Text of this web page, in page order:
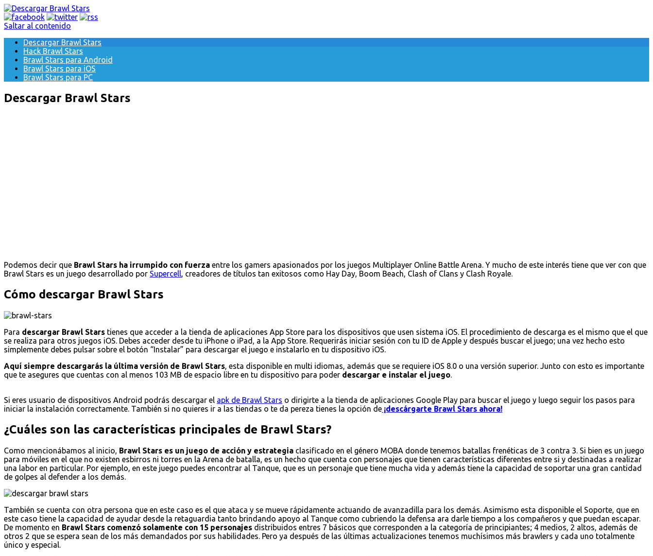
Saltar al contenido
Descargar Brawl Stars
Hack Brawl Stars
Brawl Stars para Android
Brawl Stars para iOS
Brawl Stars para PC
Descargar Brawl Stars
Podemos decir que Brawl Stars ha irrumpido con fuerza entre los gamers apasionados por los juegos Multiplayer Online Battle Arena. Y mucho de este interés tiene que ver con que
Brawl Stars es un juego desarrollado por Supercell, creadores de títulos tan exitosos como Hay Day, Boom Beach, Clash of Clans y Clash Royale.
Cómo descargar Brawl Stars
Para descargar Brawl Stars tienes que acceder a la tienda de aplicaciones App Store para los dispositivos que usen sistema iOS. El procedimiento de descarga es el mismo que el que
se realiza para otros juegos iOS. Debes acceder desde tu iPhone o iPad, a la App Store. Requerirás iniciar sesión con tu ID de Apple y después buscar el juego; una vez hecho esto
simplemente debes pulsar sobre el botón “Instalar” para descargar el juego e instalarlo en tu dispositivo iOS.
Aquí siempre descargarás la última versión de Brawl Stars, esta disponible en multi idiomas, además que se requiere iOS 8.0 o una versión superior. Junto con esto es importante
que te asegures que cuentas con al menos 103 MB de espacio libre en tu dispositivo para poder descargar e instalar el juego.
Si eres usuario de dispositivos Android podrás descargar el apk de Brawl Stars o dirigirte a la tienda de aplicaciones Google Play para buscar el juego y luego seguir los pasos para
iniciar la instalación correctamente. También si no quieres ir a las tiendas o te da pereza tienes la opción de ¡descárgarte Brawl Stars ahora!
¿Cuáles son las características principales de Brawl Stars?
Como mencionábamos al inicio, Brawl Stars es un juego de acción y estrategia clasificado en el género MOBA donde tenemos batallas frenéticas de 3 contra 3. Si bien es un juego
para móviles en el que no existen esbirros ni torres en la Arena de batalla, es un hecho que cuenta con personajes que tienen características diferentes entre si y destinadas a realizar
una labor en particular. Por ejemplo, en este juego puedes encontrar al Tanque, que es un personaje que tiene mucha vida y además tiene la capacidad de soportar una gran cantidad
de golpes al defender a los demás.
También se cuenta con otra persona que en este caso es el que ataca y se mueve rápidamente actuando de avanzadilla para los demás. Asimismo esta disponible el Soporte, que en
este caso tiene la capacidad de ayudar desde la retaguardia tanto brindando apoyo al Tanque como cubriendo la defensa ara darle tiempo a los compañeros y que puedan escapar.
De momento en Brawl Stars comenzó solamente con 15 personajes distribuidos entres 7 básicos que corresponden a la categoría de principiantes; 4 medios, 2 altos, además de
otros 2 que se espera sean de los más demandados por sus habilidades. Pero ya después de las últimas actualizaciones tenemos muchísimos más brawlers y cada uno totalmente
único y especial.